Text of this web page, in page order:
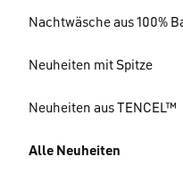
Nachtwäsche aus 100%
Neuheiten mit Spitze
Neuheiten aus TENCEL™
Alle Neuheiten